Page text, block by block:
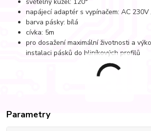
napájecí adaptér s vypínačem: AC
barva pásky: bílá
cívka: 5m
pro dosažení maximální životnosti a
instalaci pásků do hliníkových profilů
Parametry